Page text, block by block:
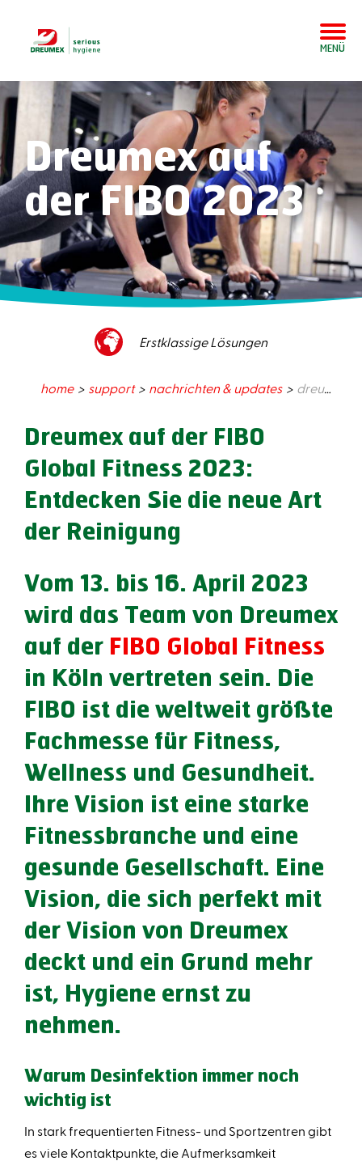
MENÜ
Dreumex auf
der FIBO 2023
Hervorragender Kundenservice
home support nachrichten & updates dreumex auf der fibo global fitness 2023: entdecken sie die neue art der reinigung
Dreumex auf der FIBO
Global Fitness 2023:
Entdecken Sie die neue Art
der Reinigung
Vom 13. bis 16. April 2023
wird das Team von Dreumex
auf der FIBO Global Fitness
in Köln vertreten sein. Die
FIBO ist die weltweit größte
Fachmesse für Fitness,
Wellness und Gesundheit.
Ihre Vision ist eine starke
Fitnessbranche und eine
gesunde Gesellschaft. Eine
Vision, die sich perfekt mit
der Vision von Dreumex
deckt und ein Grund mehr
ist, Hygiene ernst zu
nehmen.
Warum Desinfektion immer noch
wichtig ist
In stark frequentierten Fitness- und Sportzentren gibt
es viele Kontaktpunkte, die Aufmerksamkeit